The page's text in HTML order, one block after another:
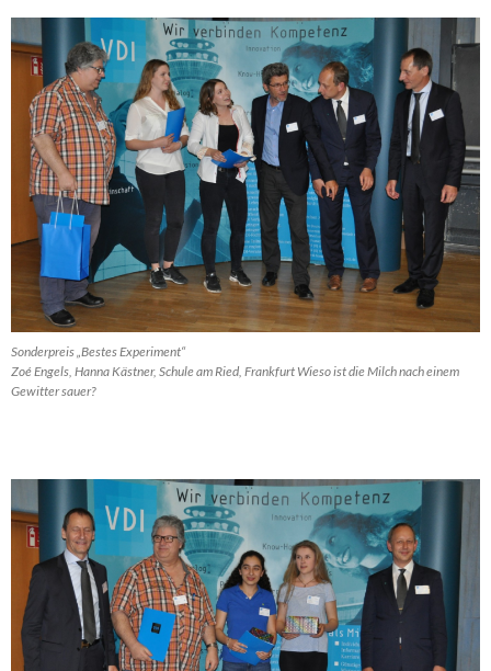
Sonderpreis „Bestes Experiment“
Zoé Engels, Hanna Kästner, Schule am Ried, Frankfurt Wieso ist die Milch nach einem
Gewitter sauer?